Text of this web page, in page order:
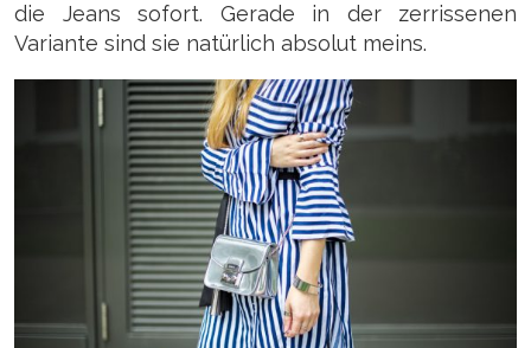
die Jeans sofort. Gerade in der zerrissenen
Variante sind sie natürlich absolut meins.